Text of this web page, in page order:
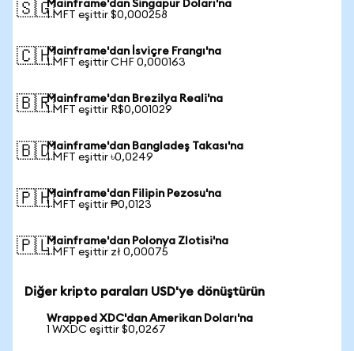
🇸🇬Mainframe'dan Singapur Doları'na
1 MFT eşittir $0,000258
🇨🇭Mainframe'dan İsviçre Frangı'na
1 MFT eşittir CHF 0,000163
🇧🇷Mainframe'dan Brezilya Reali'na
1 MFT eşittir R$0,001029
🇧🇩Mainframe'dan Bangladeş Takası'na
1 MFT eşittir ৳0,0249
🇵🇭Mainframe'dan Filipin Pezosu'na
1 MFT eşittir ₱0,0123
🇵🇱Mainframe'dan Polonya Zlotisi'na
1 MFT eşittir zł 0,00075
Diğer kripto paraları USD'ye dönüştürün
Wrapped XDC'dan Amerikan Doları'na
1 WXDC eşittir $0,0267